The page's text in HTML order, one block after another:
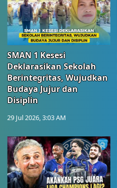
SMAN 1 Kesesi
Deklarasikan Sekolah
Berintegritas, Wujudkan
Budaya Jujur dan
Disiplin
29 Jul 2026, 3:03 AM